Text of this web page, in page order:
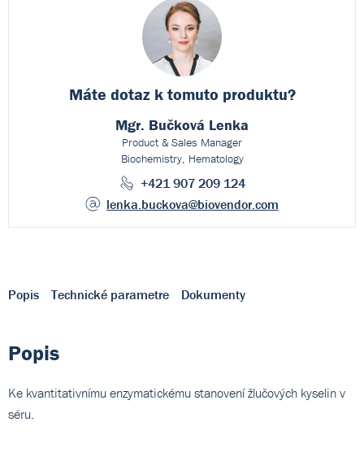
Máte dotaz k tomuto produktu?
Mgr. Bučková Lenka
Product & Sales Manager
Biochemistry, Hematology
+421 907 209 124
lenka.buckova@biovendor.com
Popis Technické parametre Dokumenty
Popis
Ke kvantitativnímu enzymatickému stanovení žlučových kyselin v
séru.